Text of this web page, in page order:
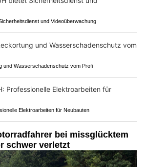
und Videoüberwachung
und Wasserschadenschutz vom Profi
Elektroarbeiten für Neubauten
bei missglücktem
schwer verletzt